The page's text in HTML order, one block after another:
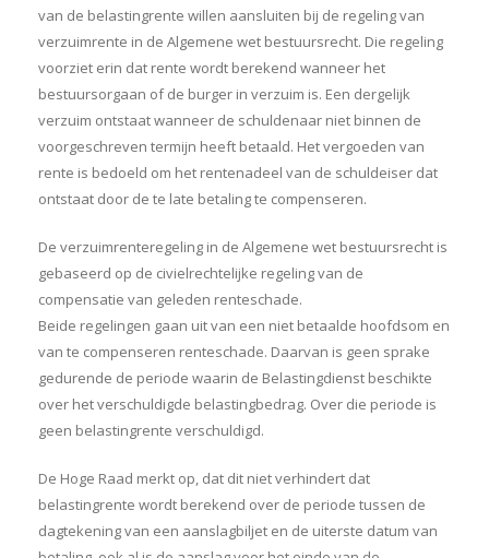
van de belastingrente willen aansluiten bij de regeling van
verzuimrente in de Algemene wet bestuursrecht. Die regeling
voorziet erin dat rente wordt berekend wanneer het
bestuursorgaan of de burger in verzuim is. Een dergelijk
verzuim ontstaat wanneer de schuldenaar niet binnen de
voorgeschreven termijn heeft betaald. Het vergoeden van
rente is bedoeld om het rentenadeel van de schuldeiser dat
ontstaat door de te late betaling te compenseren.
De verzuimrenteregeling in de Algemene wet bestuursrecht is
gebaseerd op de civielrechtelijke regeling van de
compensatie van geleden renteschade.
Beide regelingen gaan uit van een niet betaalde hoofdsom en
van te compenseren renteschade. Daarvan is geen sprake
gedurende de periode waarin de Belastingdienst beschikte
over het verschuldigde belastingbedrag. Over die periode is
geen belastingrente verschuldigd.
De Hoge Raad merkt op, dat dit niet verhindert dat
belastingrente wordt berekend over de periode tussen de
dagtekening van een aanslagbiljet en de uiterste datum van